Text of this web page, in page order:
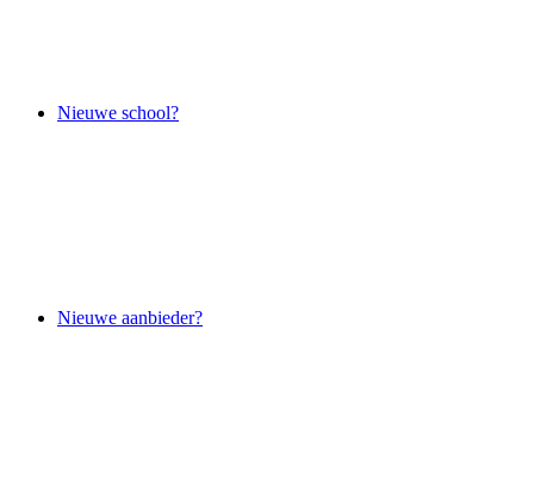
Nieuwe school?
Nieuwe aanbieder?